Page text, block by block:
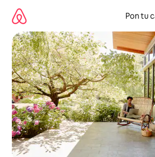
contenido
Pon tu